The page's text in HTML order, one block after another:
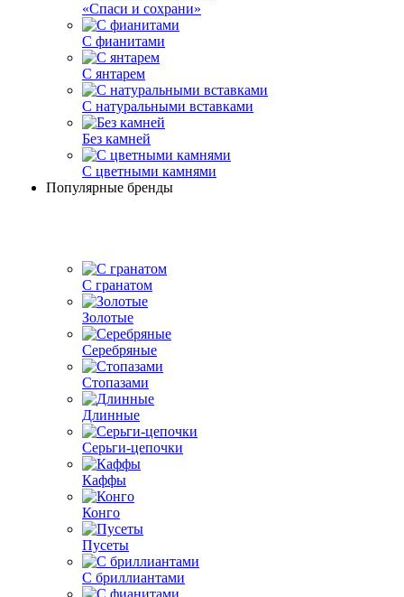
«Спаси и сохрани»
С фианитами
С янтарем
С натуральными вставками
Без камней
С цветными камнями
Популярные бренды
С гранатом
Золотые
Серебряные
Стопазами
Длинные
Серьги-цепочки
Каффы
Конго
Пусеты
С бриллиантами